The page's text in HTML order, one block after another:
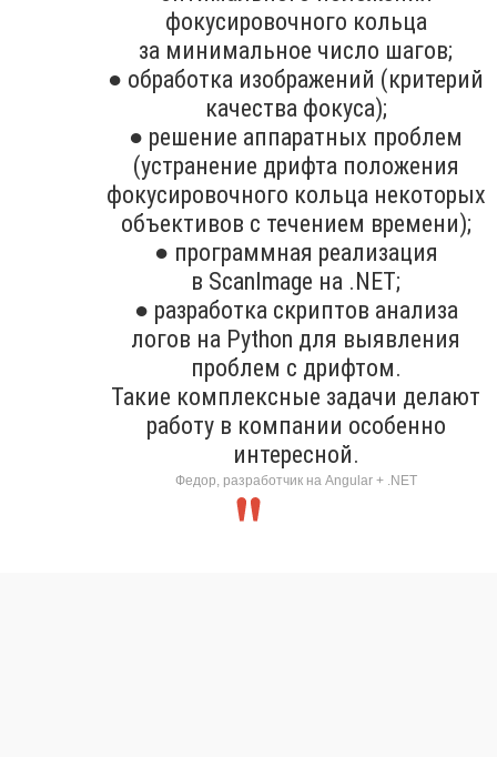
фокусировочного кольца
за минимальное число шагов;
● обработка изображений (критерий
качества фокуса);
● решение аппаратных проблем
(устранение дрифта положения
фокусировочного кольца некоторых
объективов с течением времени);
● программная реализация
в ScanImage на .NET;
● разработка скриптов анализа
логов на Python для выявления
проблем с дрифтом.
Такие комплексные задачи делают
работу в компании особенно
интересной.
Федор, разработчик на Angular + .NET